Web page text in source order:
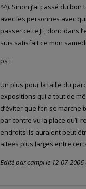
^^). Sinon j’ai passé du bon
avec les personnes avec
passer cette JE, donc dans
suis satisfait de mon
ps :
Un plus pour la taille du
expositions qui a tout de
d’éviter que l’on se marche
par contre vu la place qu’il
endroits ils auraient peut
allées plus larges entre
Edité par campi le 12-07-2006